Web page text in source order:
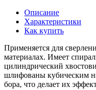
Описание
Характеристики
Как купить
Применяется для
материалах. Имеет
цилиндрический
шлифованы кубическим
бора, что делает их